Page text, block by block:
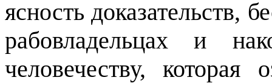
ясность доказательств,
рабовладельцах и
человечеству, которая